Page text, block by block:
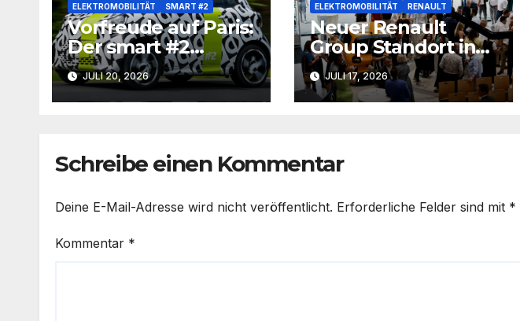
ELEKTROMOBILITÄT SMART #2
Vorfreude auf Paris:
Der smart #2
kommt zurück auf
die Straße
JULI 20, 2026
ELEKTROMOBILITÄT
RENAULT
Neuer Renault
Group Standort in
Memmingen
JULI 17, 2026
Schreibe einen Kommentar
Deine E-Mail-Adresse wird nicht veröffentlicht. Erforderliche Felder sind mit *
Kommentar *